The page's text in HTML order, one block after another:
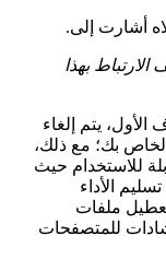
أشارت إلى.
بهذا
يتم إلغاء
بك؛ مع ذلك،
للاستخدام حيث
الأداء
ملفات
للمتصفحات